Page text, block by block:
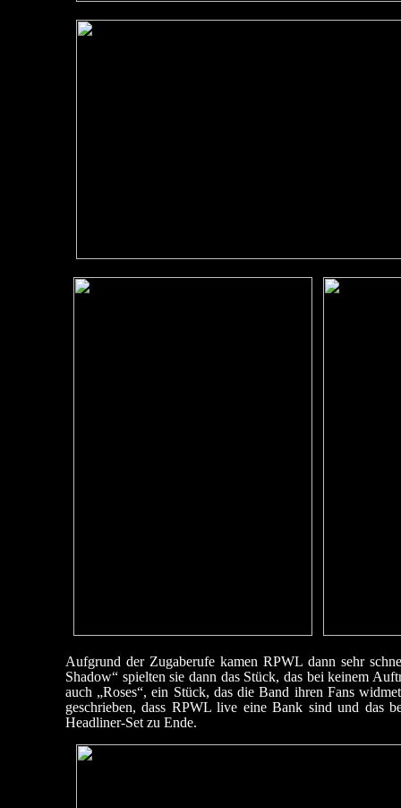
Aufgrund der Zugaberufe kamen RPWL dann sehr
Shadow“ spielten sie dann das Stück, das bei keinem
auch „Roses“, ein Stück, das die Band ihren Fans
geschrieben, dass RPWL live eine Bank sind und das
Headliner-Set zu Ende.